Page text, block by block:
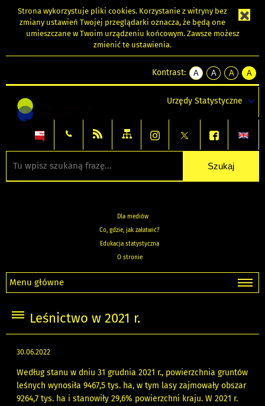
Strona wykorzystuje pliki cookies. Korzystanie z witryny bez
zmiany ustawień Twojej przeglądarki oznacza, że będą one
umieszczane w Twoim urządzeniu końcowym. Zawsze możesz
zmienić te ustawienia.
Kontrast:
A
kontrast
A
kontrast
tekst
czarnym
A
kontrast
tekst
czarnym
A
tekst
żółtym
Urzędy Statystyczne
Dla mediów
Co, gdzie, jak załatwić?
Edukacja statystyczna
O stronie
Menu główne
Leśnictwo w 2021 r.
30.06.2022
Według stanu w dniu 31 grudnia 2021 r., powierzchnia gruntów
leśnych wynosiła 9467,5 tys. ha, w tym lasy zajmowały obszar
9264,7 tys. ha i stanowiły 29,6% powierzchni kraju. W 2021 r.